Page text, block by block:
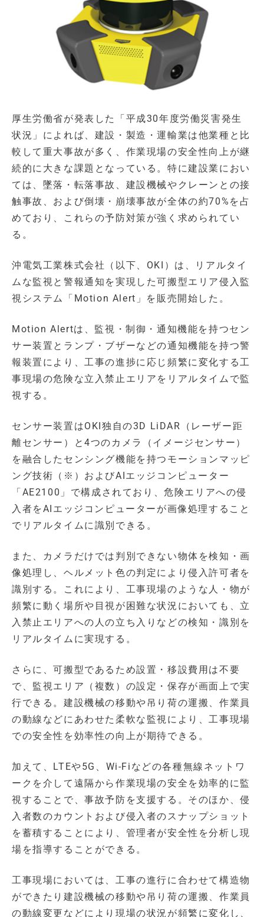
厚生労働省が発表した「平成30年度労働災害発生
状況」によれば、建設・製造・運輸業は他業種と比
較して重大事故が多く、作業現場の安全性向上が継
続的に大きな課題となっている。特に建設業におい
ては、墜落・転落事故、建設機械やクレーンとの接
触事故、および倒壊・崩壊事故が全体の約70%を占
めており、これらの予防対策が強く求められてい
る。
沖電気工業株式会社（以下、OKI）は、リアルタイ
ムな監視と警報通知を実現した可搬型エリア侵入監
視システム「Motion Alert」を販売開始した。
Motion Alertは、監視・制御・通知機能を持つセン
サー装置とランプ・ブザーなどの通知機能を持つ警
報装置により、工事の進捗に応じ頻繁に変化する工
事現場の危険な立入禁止エリアをリアルタイムで監
視する。
センサー装置はOKI独自の3D LiDAR（レーザー距
離センサー）と4つのカメラ（イメージセンサー）
を融合したセンシング機能を持つモーションマッピ
ング技術（※）およびAIエッジコンピューター
「AE2100」で構成されており、危険エリアへの侵
入者をAIエッジコンピューターが画像処理すること
でリアルタイムに識別できる。
また、カメラだけでは判別できない物体を検知・画
像処理し、ヘルメット色の判定により侵入許可者を
識別する。これにより、工事現場のような人・物が
頻繁に動く場所や目視が困難な状況においても、立
入禁止エリアへの人の立ち入りなどの検知・識別を
リアルタイムに実現する。
さらに、可搬型であるため設置・移設費用は不要
で、監視エリア（複数）の設定・保存が画面上で実
行できる。建設機械の移動や吊り荷の運搬、作業員
の動線などにあわせた柔軟な監視により、工事現場
での安全性を効率性の向上が期待できる。
加えて、LTEや5G、Wi-Fiなどの各種無線ネットワ
ークを介して遠隔から作業現場の安全を効率的に監
視することで、事故予防を支援する。そのほか、侵
入者数のカウントおよび侵入者のスナップショット
を蓄積することにより、管理者が安全性を分析し現
場を指導することができる。
工事現場においては、工事の進行に合わせて構造物
ができたり建設機械の移動や吊り荷の運搬、作業員
の動線変更などにより現場の状況が頻繁に変化し、